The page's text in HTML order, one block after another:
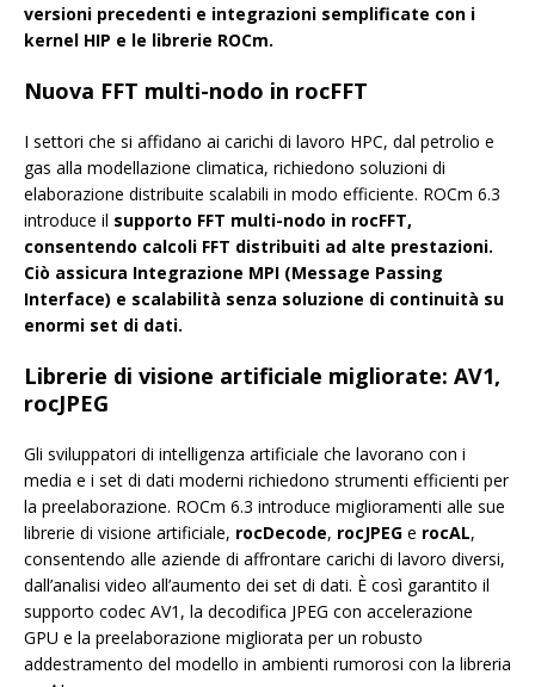
versioni precedenti e integrazioni semplificate con i
kernel HIP e le librerie ROCm.
Nuova FFT multi-nodo in rocFFT
I settori che si affidano ai carichi di lavoro HPC, dal petrolio e
gas alla modellazione climatica, richiedono soluzioni di
elaborazione distribuite scalabili in modo efficiente. ROCm 6.3
introduce il supporto FFT multi-nodo in rocFFT,
consentendo calcoli FFT distribuiti ad alte prestazioni.
Ciò assicura Integrazione MPI (Message Passing
Interface) e scalabilità senza soluzione di continuità su
enormi set di dati.
Librerie di visione artificiale migliorate: AV1,
rocJPEG
Gli sviluppatori di intelligenza artificiale che lavorano con i
media e i set di dati moderni richiedono strumenti efficienti per
la preelaborazione. ROCm 6.3 introduce miglioramenti alle sue
librerie di visione artificiale, rocDecode, rocJPEG e rocAL,
consentendo alle aziende di affrontare carichi di lavoro diversi,
dall’analisi video all’aumento dei set di dati. È così garantito il
supporto codec AV1, la decodifica JPEG con accelerazione
GPU e la preelaborazione migliorata per un robusto
addestramento del modello in ambienti rumorosi con la libreria